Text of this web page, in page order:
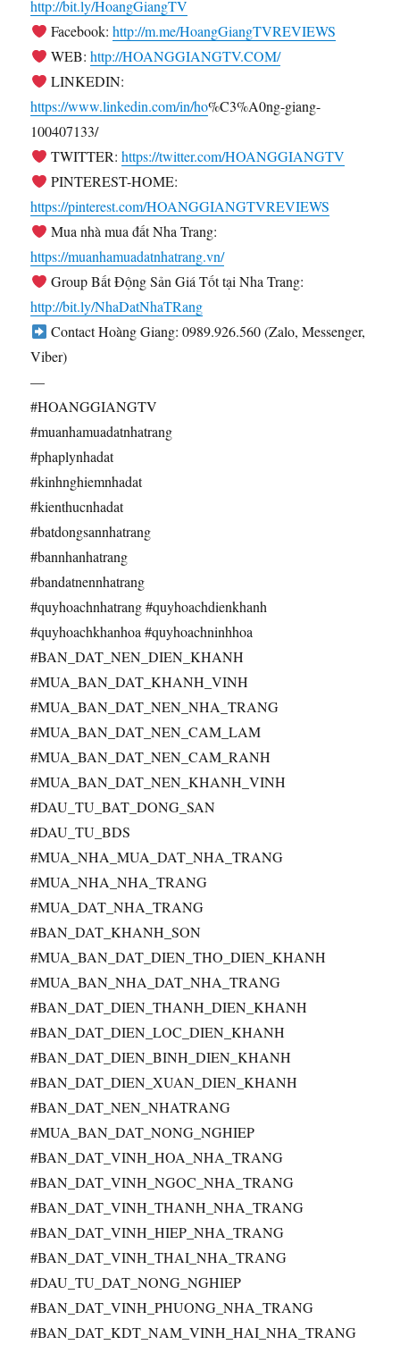
http://bit.ly/HoangGiangTV
Facebook: http://m.me/HoangGiangTVREVIEWS
WEB: http://HOANGGIANGTV.COM/
LINKEDIN:
https://www.linkedin.com/in/ho%C3%A0ng-giang-
100407133/
TWITTER: https://twitter.com/HOANGGIANGTV
PINTEREST-HOME:
https://pinterest.com/HOANGGIANGTVREVIEWS
Mua nhà mua đất Nha Trang:
https://muanhamuadatnhatrang.vn/
Group Bất Động Sản Giá Tốt tại Nha Trang:
http://bit.ly/NhaDatNhaTRang
Contact Hoàng Giang: 0989.926.560 (Zalo, Messenger,
Viber)
—
#HOANGGIANGTV
#muanhamuadatnhatrang
#phaplynhadat
#kinhnghiemnhadat
#kienthucnhadat
#batdongsannhatrang
#bannhanhatrang
#bandatnennhatrang
#quyhoachnhatrang #quyhoachdienkhanh
#quyhoachkhanhoa #quyhoachninhhoa
#BAN_DAT_NEN_DIEN_KHANH
#MUA_BAN_DAT_KHANH_VINH
#MUA_BAN_DAT_NEN_NHA_TRANG
#MUA_BAN_DAT_NEN_CAM_LAM
#MUA_BAN_DAT_NEN_CAM_RANH
#MUA_BAN_DAT_NEN_KHANH_VINH
#DAU_TU_BAT_DONG_SAN
#DAU_TU_BDS
#MUA_NHA_MUA_DAT_NHA_TRANG
#MUA_NHA_NHA_TRANG
#MUA_DAT_NHA_TRANG
#BAN_DAT_KHANH_SON
#MUA_BAN_DAT_DIEN_THO_DIEN_KHANH
#MUA_BAN_NHA_DAT_NHA_TRANG
#BAN_DAT_DIEN_THANH_DIEN_KHANH
#BAN_DAT_DIEN_LOC_DIEN_KHANH
#BAN_DAT_DIEN_BINH_DIEN_KHANH
#BAN_DAT_DIEN_XUAN_DIEN_KHANH
#BAN_DAT_NEN_NHATRANG
#MUA_BAN_DAT_NONG_NGHIEP
#BAN_DAT_VINH_HOA_NHA_TRANG
#BAN_DAT_VINH_NGOC_NHA_TRANG
#BAN_DAT_VINH_THANH_NHA_TRANG
#BAN_DAT_VINH_HIEP_NHA_TRANG
#BAN_DAT_VINH_THAI_NHA_TRANG
#DAU_TU_DAT_NONG_NGHIEP
#BAN_DAT_VINH_PHUONG_NHA_TRANG
#BAN_DAT_KDT_NAM_VINH_HAI_NHA_TRANG